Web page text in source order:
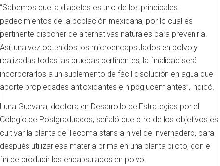
“Sabemos que la diabetes es uno de los principales
padecimientos de la población mexicana, por lo cual es
pertinente disponer de alternativas naturales para prevenirla.
Así, una vez obtenidos los microencapsulados en polvo y
realizadas todas las pruebas pertinentes, la finalidad será
incorporarlos a un suplemento de fácil disolución en agua que
aporte propiedades antioxidantes e hipoglucemiantes”, indicó.
Luna Guevara, doctora en Desarrollo de Estrategias por el
Colegio de Postgraduados, señaló que otro de los objetivos es
cultivar la planta de Tecoma stans a nivel de invernadero, para
después utilizar esa materia prima en una planta piloto, con el
fin de producir los encapsulados en polvo.